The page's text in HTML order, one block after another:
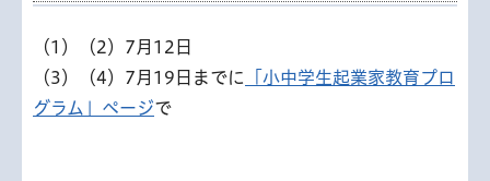
（1）（2）7月12日
（3）（4）7月19日までに
「小中学生起業家教育プロ
グラム」ページで